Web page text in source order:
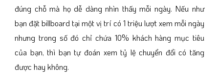
đúng chỗ mà họ dễ dàng nhìn thấy mỗi ngày. Nếu như
bạn đặt billboard tại một vị trí có 1 triệu lượt xem mỗi ngày
nhưng trong số đó chỉ chứa 10% khách hàng mục tiêu
của bạn, thì bạn tự đoán xem tỷ lệ chuyển đổi có tăng
được hay không.